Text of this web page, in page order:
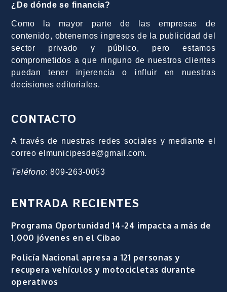
¿De dónde se financia?
Como la mayor parte de las empresas de
contenido, obtenemos ingresos de la publicidad del
sector privado y público, pero estamos
comprometidos a que ninguno de nuestros clientes
puedan tener injerencia o influir en nuestras
decisiones editoriales.
CONTACTO
A través de nuestras redes sociales y mediante el
correo elmunicipesde@gmail.com.
Teléfono: 809-263-0053
ENTRADA RECIENTES
Programa Oportunidad 14-24 impacta a más de
1,000 jóvenes en el Cibao
Policía Nacional apresa a 121 personas y
recupera vehículos y motocicletas durante
operativos